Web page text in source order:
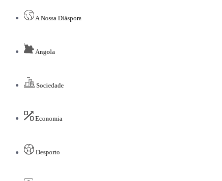
A Nossa Diáspora
Angola
Sociedade
Economia
Desporto